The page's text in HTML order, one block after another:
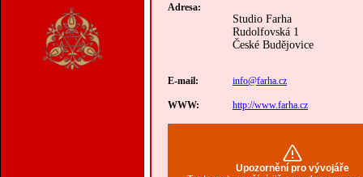
Adresa:
Studio Farha
Rudolfovská 1
České Budějovice
E-mail: info@farha.cz
WWW: http://www.farha.cz